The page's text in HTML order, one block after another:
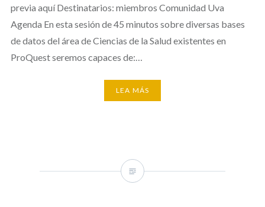
previa aquí Destinatarios: miembros Comunidad Uva
Agenda En esta sesión de 45 minutos sobre diversas bases
de datos del área de Ciencias de la Salud existentes en
ProQuest seremos capaces de:…
LEA MÁS